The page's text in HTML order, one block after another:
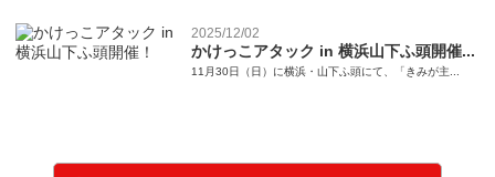
2025/12/02
かけっこアタック in 横浜山下ふ頭開催...
11月30日（日）に横浜・山下ふ頭にて、「きみが主...